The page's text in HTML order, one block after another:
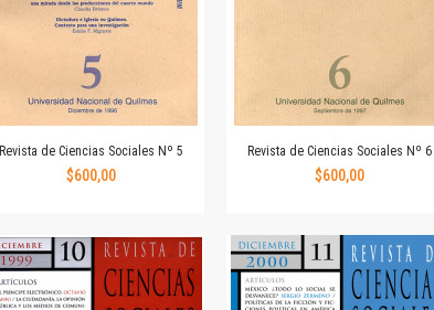
Ideas de Educación Virtual
Unidad de Publicaciones del Departamento de Economía y Administración
Colecciones
Otros títulos
Economía y Gestión
Economía y Sociedad
Series
Unidad de Publicaciones del Departamento de Ciencias Sociales
Series
Encuentros
Revista de Ciencias Sociales Nº 5
$600,00
Revista de Ciencias Sociales Nº 6
$600,00